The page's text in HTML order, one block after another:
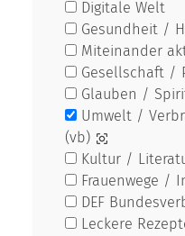
Digitale Welt
Gesundheit /
Miteinander
Gesellschaft /
Glauben /
Umwelt /
(vb)
Kultur /
Frauenwege /
DEF
Leckere